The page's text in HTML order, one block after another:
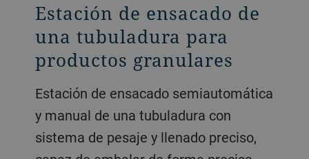
Estación de ensacado de
una tubuladura para
productos granulares
Estación de ensacado semiautomática
y manual de una tubuladura con
sistema de pesaje y llenado preciso,